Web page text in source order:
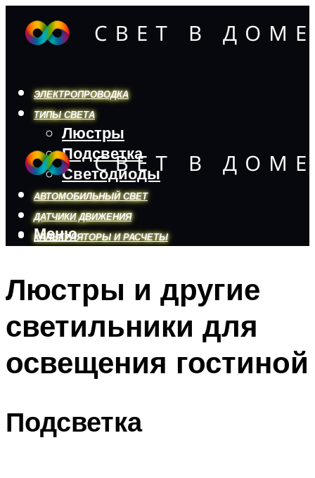
ЭЛЕКТРОПРОВОДКА
ТИПЫ СВЕТА
Люстры
Подсветка
Светодиоды
АВТОМОБИЛЬНЫЙ СВЕТ
ДАТЧИКИ ДВИЖЕНИЯ
КАЛЬКУЛЯТОРЫ И РАСЧЕТЫ
Меню
Меню
Люстры и другие
светильники для
освещения гостиной
Подсветка